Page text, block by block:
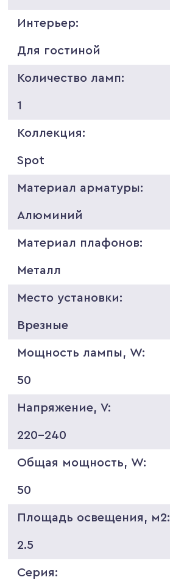
Интерьер:
Для гостиной
Количество ламп:
1
Коллекция:
Spot
Материал арматуры:
Алюминий
Материал плафонов:
Металл
Место установки:
Врезные
Мощность лампы, W:
50
Напряжение, V:
220-240
Общая мощность, W:
50
Площадь освещения, м2:
2.5
Серия: